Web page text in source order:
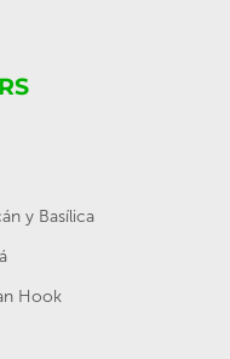
y Basílica
Hook